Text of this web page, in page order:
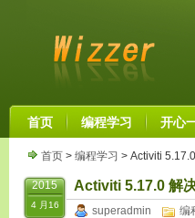
首页 编程学习 开心
首页 > 编程学习 > Activiti
2015
4 月16
Activiti 5.17.0 解
superadmin 编